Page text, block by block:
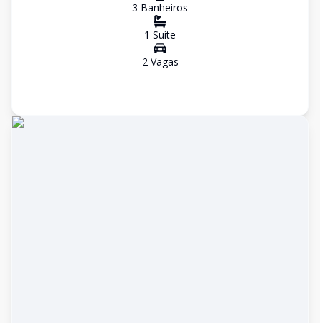
3 Banheiros
1 Suíte
2Vagas